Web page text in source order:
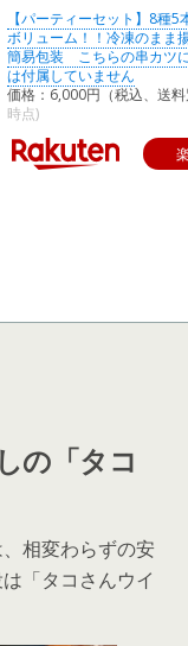
【パーティーセット】8種
ボリューム！！冷凍のまま
簡易包装 こちらの串カツ
は付属していません
価格：6,000円（税込、送料
時点)
の「タコ
相変わらずの安
「タコさんウイ